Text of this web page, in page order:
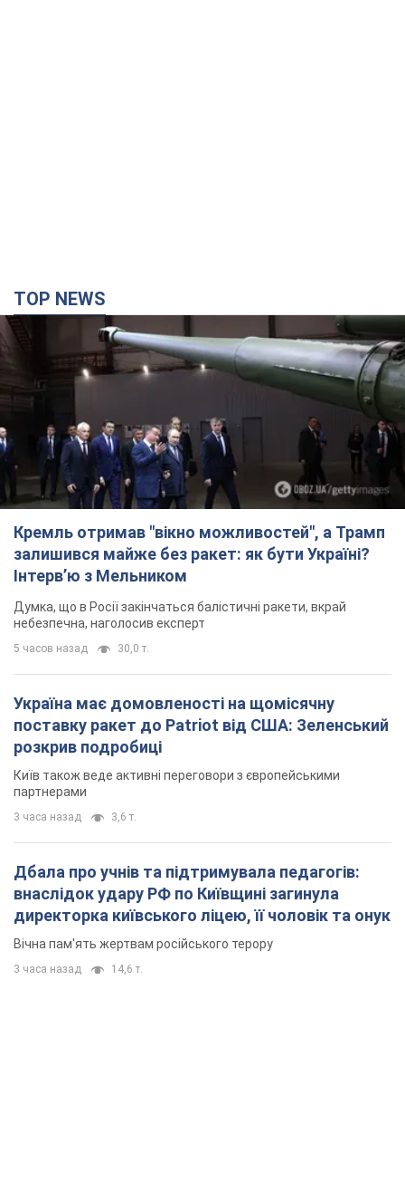
Думка, що в Росії закінчаться балістичні ракети, вкрай
небезпечна, наголосив експерт
5 часов назад 30,0 т.
Україна має домовленості на щомісячну
поставку ракет до Patriot від США: Зеленський
розкрив подробиці
Київ також веде активні переговори з європейськими
партнерами
3 часа назад
Дбала про учнів та підтримувала педагогів:
внаслідок удару РФ по Київщині загинула
директорка київського ліцею, її чоловік та онук
Вічна пам'ять жертвам російського терору
3 часа назад 14,6 т.